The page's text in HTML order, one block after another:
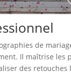
de
Il maîtrise les
des retouches